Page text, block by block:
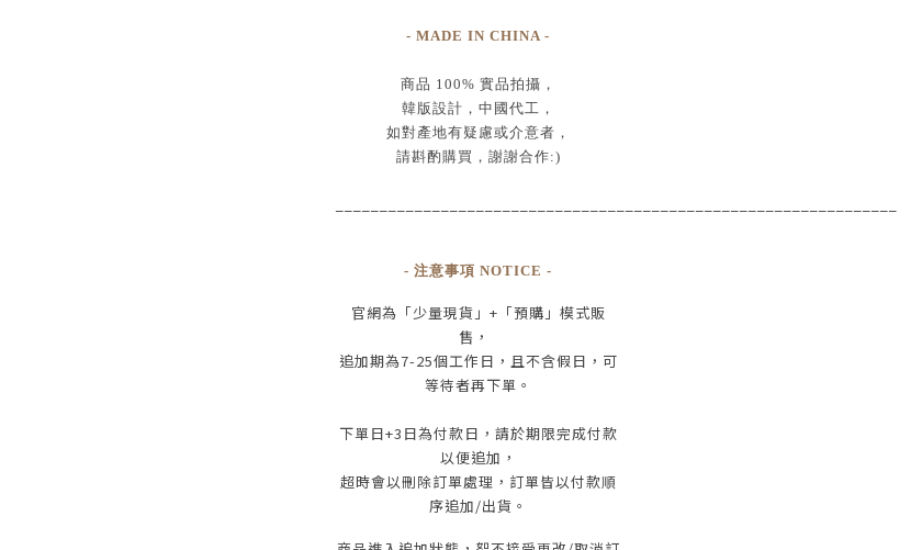
- MADE IN CHINA -
商品 100% 實品拍攝 ，
韓版設計，中國代工 ，
如對產地有疑慮或介意者，
請斟酌購買， 謝謝合作:)
- 注意事項 NOTICE -
官網為 「少量現貨」+ 「預購」模式販
售，
追加期為7-25個工作日 ，且不含假日 ， 可
等待者再下單 。
下單日+3 日為付款日，請於期限完成付款
以便追加，
超時會以刪除訂單處理，訂單皆以付款順
序追加/出貨 。